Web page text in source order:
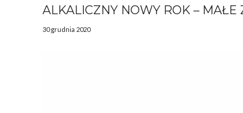
ALKALICZNY NOWY ROK –
30 grudnia 2020